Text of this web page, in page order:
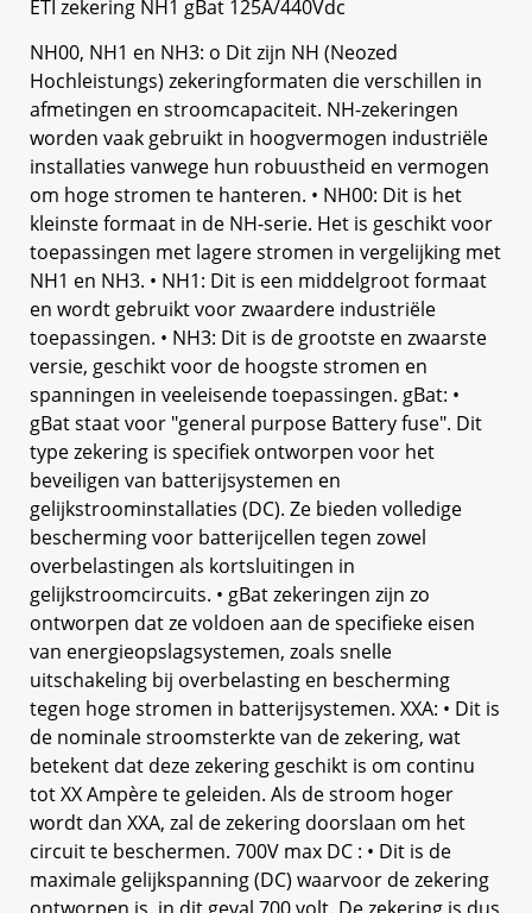
ETI zekering NH1 gBat 125A/440Vdc
NH00, NH1 en NH3: o Dit zijn NH (Neozed
Hochleistungs) zekeringformaten die verschillen in
afmetingen en stroomcapaciteit. NH-zekeringen
worden vaak gebruikt in hoogvermogen industriële
installaties vanwege hun robuustheid en vermogen
om hoge stromen te hanteren. • NH00: Dit is het
kleinste formaat in de NH-serie. Het is geschikt voor
toepassingen met lagere stromen in vergelijking met
NH1 en NH3. • NH1: Dit is een middelgroot formaat
en wordt gebruikt voor zwaardere industriële
toepassingen. • NH3: Dit is de grootste en zwaarste
versie, geschikt voor de hoogste stromen en
spanningen in veeleisende toepassingen. gBat: •
gBat staat voor "general purpose Battery fuse". Dit
type zekering is specifiek ontworpen voor het
beveiligen van batterijsystemen en
gelijkstroominstallaties (DC). Ze bieden volledige
bescherming voor batterijcellen tegen zowel
overbelastingen als kortsluitingen in
gelijkstroomcircuits. • gBat zekeringen zijn zo
ontworpen dat ze voldoen aan de specifieke eisen
van energieopslagsystemen, zoals snelle
uitschakeling bij overbelasting en bescherming
tegen hoge stromen in batterijsystemen. XXA: • Dit is
de nominale stroomsterkte van de zekering, wat
betekent dat deze zekering geschikt is om continu
tot XX Ampère te geleiden. Als de stroom hoger
wordt dan XXA, zal de zekering doorslaan om het
circuit te beschermen. 700V max DC : • Dit is de
maximale gelijkspanning (DC) waarvoor de zekering